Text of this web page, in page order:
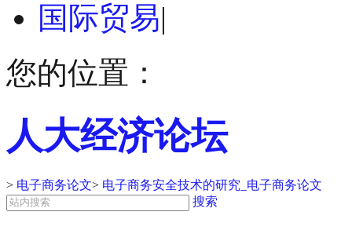
国际贸易|
您的位置：
人大经济论坛
> 电子商务论文> 电子商务安全技术的研究_电子商务论文
搜索